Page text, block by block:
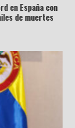
en España con
de muertes